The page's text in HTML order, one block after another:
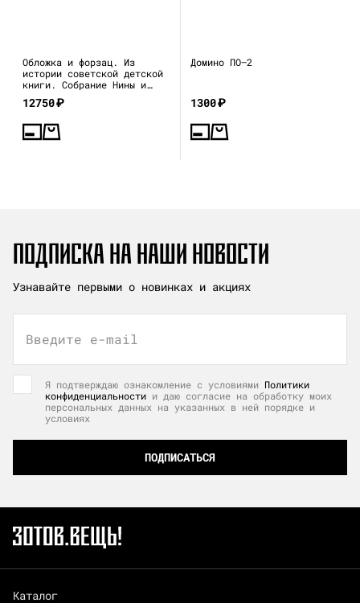
Обложка и форзац. Из
истории советской детской
книги. Собрание Нины и
Вадима Гинзбург
12750₽
Домино ПО—2
1300₽
ПОДПИСКА НА НАШИ НОВОСТИ
Узнавайте первыми о новинках и акциях
Введите e-mail
Я подтверждаю ознакомление с условиями Политики
конфиденциальности и даю согласие на обработку моих
персональных данных на указанных в ней порядке и
условиях
ПОДПИСАТЬСЯ
Каталог